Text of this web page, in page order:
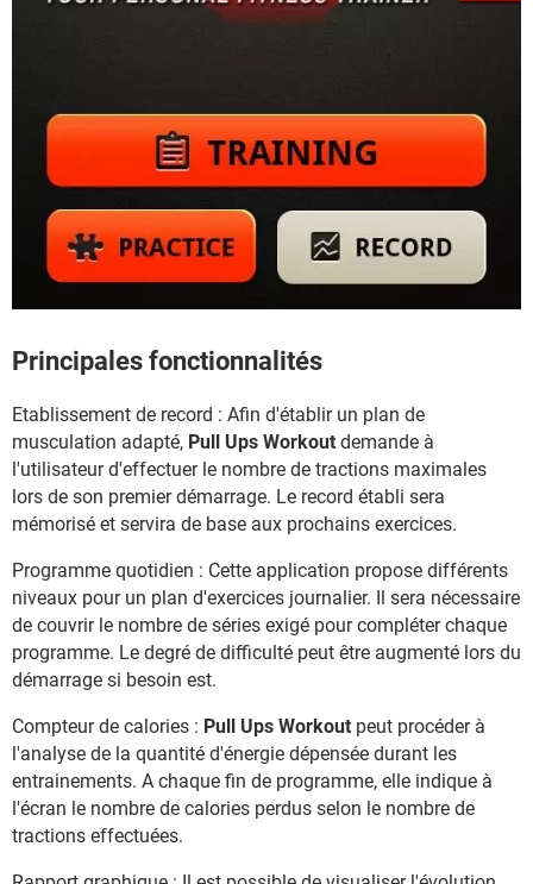
Principales fonctionnalités
Etablissement de record : Afin d'établir un plan de
musculation adapté, Pull Ups Workout demande à
l'utilisateur d'effectuer le nombre de tractions maximales
lors de son premier démarrage. Le record établi sera
mémorisé et servira de base aux prochains exercices.
Programme quotidien : Cette application propose différents
niveaux pour un plan d'exercices journalier. Il sera nécessaire
de couvrir le nombre de séries exigé pour compléter chaque
programme. Le degré de difficulté peut être augmenté lors du
démarrage si besoin est.
Compteur de calories : Pull Ups Workout peut procéder à
l'analyse de la quantité d'énergie dépensée durant les
entrainements. A chaque fin de programme, elle indique à
l'écran le nombre de calories perdus selon le nombre de
tractions effectuées.